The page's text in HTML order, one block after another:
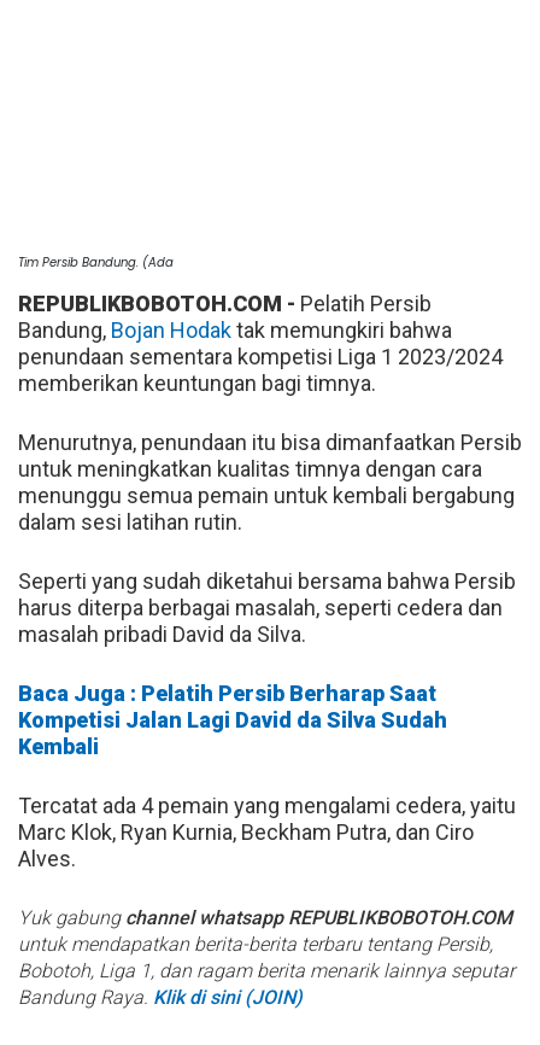
Tim Persib Bandung. (Ada
REPUBLIKBOBOTOH.COM - Pelatih Persib
Bandung, Bojan Hodaktak memungkiri bahwa
penundaan sementara kompetisi Liga 1 2023/2024
memberikan keuntungan bagi timnya.
Menurutnya, penundaan itu bisa dimanfaatkan Persib
untuk meningkatkan kualitas timnya dengan cara
menunggu semua pemain untuk kembali bergabung
dalam sesi latihan rutin.
Seperti yang sudah diketahui bersama bahwa Persib
harus diterpa berbagai masalah, seperti cedera dan
masalah pribadi David da Silva.
Baca Juga : Pelatih Persib Berharap Saat
Kompetisi Jalan Lagi David da Silva Sudah
Kembali
Tercatat ada 4 pemain yang mengalami cedera, yaitu
Marc Klok, Ryan Kurnia, Beckham Putra, dan Ciro
Alves.
Yuk gabung channel whatsapp REPUBLIKBOBOTOH.COM
untuk mendapatkan berita-berita terbaru tentang Persib,
Bobotoh, Liga 1, dan ragam berita menarik lainnya seputar
Bandung Raya. Klik di sini (JOIN)